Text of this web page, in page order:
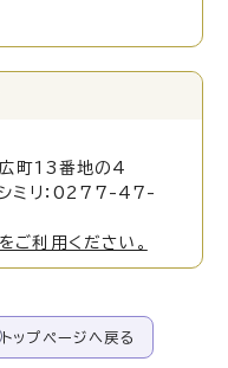
町13番地の4
ミリ：0277-47-
ご利用ください。
トップページへ戻る